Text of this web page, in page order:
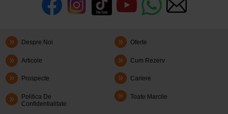
Despre Noi Oferte
Articole Cum Rezerv
Prospecte Cariere
Politica De
Confidentialitate
Toate Marcile